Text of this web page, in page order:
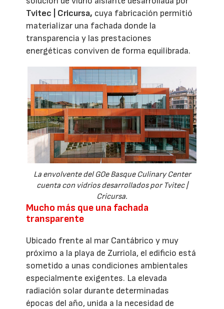
Tvitec | Cricursa, cuya fabricación permitió
materializar una fachada donde la
transparencia y las prestaciones
energéticas conviven de forma equilibrada.
La envolvente del GOe Basque Culinary Center
cuenta con vidrios desarrollados por Tvitec |
Cricursa.
Mucho más que una fachada
transparente
Ubicado frente al mar Cantábrico y muy
próximo a la playa de Zurriola, el edificio está
sometido a unas condiciones ambientales
especialmente exigentes. La elevada
radiación solar durante determinadas
épocas del año, unida a la necesidad de